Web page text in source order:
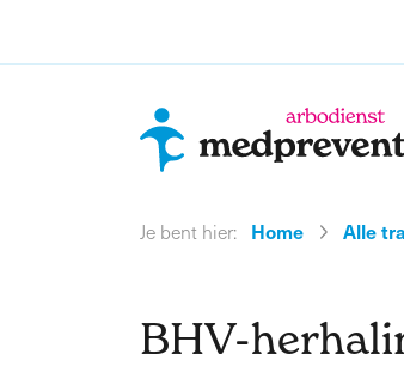
Je bent hier: Home Alle
BHV-